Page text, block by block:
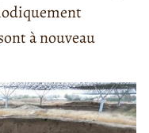
à nouveau